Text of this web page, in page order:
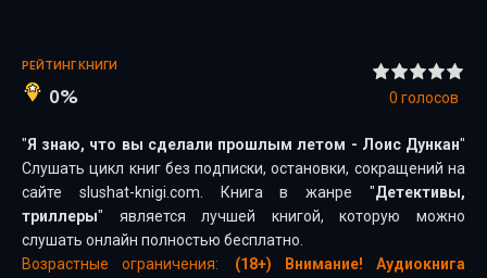
РЕЙТИНГ КНИГИ
0% 0 голосов
"Я знаю, что вы сделали прошлым летом - Лоис Дункан"
Слушать цикл книг без подписки, остановки, сокращений на
сайте slushat-knigi.com. Книга в жанре "Детективы,
триллеры" является лучшей книгой, которую можно
слушать онлайн полностью бесплатно.
Возрастные ограничения:
(18+) Внимание! Аудиокнига